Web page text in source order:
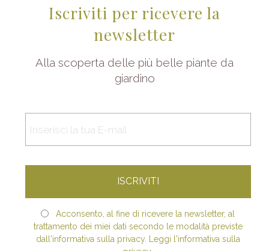
Iscriviti per ricevere la
newsletter
Alla scoperta delle più belle piante da
giardino
Acconsento, al fine di ricevere la newsletter, al
trattamento dei miei dati secondo le modalità previste
dall'informativa sulla privacy. Leggi l'informativa sulla